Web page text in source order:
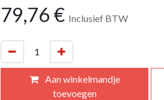
79,76 € Inclusief BTW
Aan winkelmandje
toevoegen